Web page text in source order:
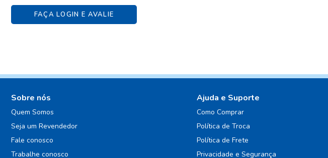
FAÇA LOGIN E AVALIE
Sobre nós
Quem Somos
Seja um Revendedor
Fale conosco
Trabalhe conosco
Ajuda e Suporte
Como Comprar
Política de Troca
Política de Frete
Privacidade e Segurança